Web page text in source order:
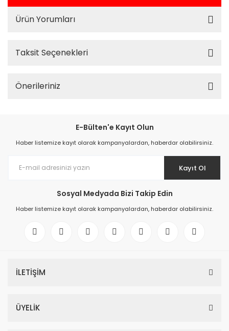
Ürün Yorumları
Taksit Seçenekleri
Önerileriniz
E-Bülten'e Kayıt Olun
Haber listemize kayıt olarak kampanyalardan, haberdar olabilirsiniz.
Kayıt Ol
Sosyal Medyada Bizi Takip Edin
Haber listemize kayıt olarak kampanyalardan, haberdar olabilirsiniz.
İLETİŞİM
ÜYELİK